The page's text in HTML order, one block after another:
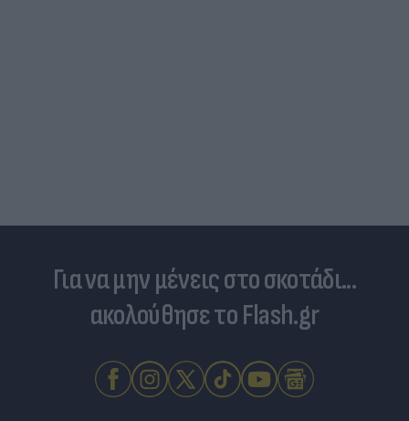
Για να μην μένεις στο σκοτάδι...
ακολούθησε το Flash.gr